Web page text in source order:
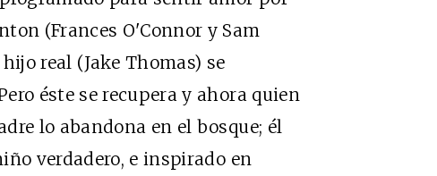
(Frances O'Connor y Sam
real (Jake Thomas) se
éste se recupera y ahora quien
lo abandona en el bosque; él
verdadero, e inspirado en